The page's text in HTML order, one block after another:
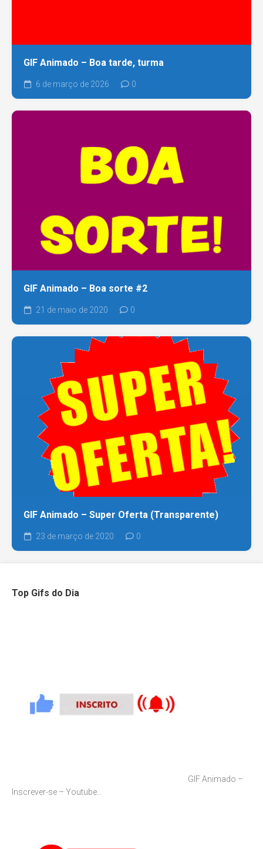
GIF Animado – Boa tarde, turma
6 de março de 2026 0
GIF Animado – Boa sorte #2
21 de maio de 2020 0
GIF Animado – Super Oferta (Transparente)
23 de março de 2020 0
Top Gifs do Dia
GIF Animado –
Inscrever-se – Youtube…